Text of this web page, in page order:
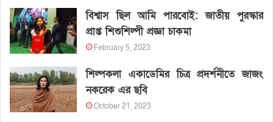
বিশ্বাস ছিল আমি পারবোই: জাতীয় পুরস্কার
প্রাপ্ত শিশুশিল্পী প্রজ্ঞা চাকমা
February 5, 2023
শিল্পকলা একাডেমির চিত্র প্রদর্শনীতে জাজং
নকরেক এর ছবি
October 21, 2023